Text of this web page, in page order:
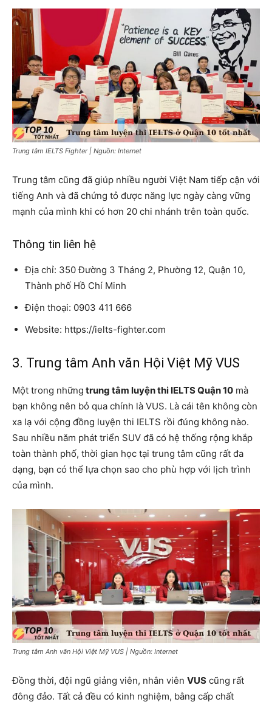
Trung tâm IELTS Fighter | Nguồn: Internet
Trung tâm cũng đã giúp nhiều người Việt Nam tiếp cận với
tiếng Anh và đã chứng tỏ được năng lực ngày càng vững
mạnh của mình khi có hơn 20 chi nhánh trên toàn quốc.
Thông tin liên hệ
Địa chỉ: 350 Đường 3 Tháng 2, Phường 12, Quận 10,
Thành phố Hồ Chí Minh
Điện thoại: 0903 411 666
Website: https://ielts-fighter.com
3. Trung tâm Anh văn Hội Việt Mỹ VUS
Một trong những trung tâm luyện thi IELTS Quận 10 mà
bạn không nên bỏ qua chính là VUS. Là cái tên không còn
xa lạ với cộng đồng luyện thi IELTS rồi đúng không nào.
Sau nhiều năm phát triển SUV đã có hệ thống rộng khắp
toàn thành phố, thời gian học tại trung tâm cũng rất đa
dạng, bạn có thể lựa chọn sao cho phù hợp với lịch trình
của mình.
Trung tâm Anh văn Hội Việt Mỹ VUS | Nguồn: Internet
Đồng thời, đội ngũ giảng viên, nhân viên VUS cũng rất
đông đảo. Tất cả đều có kinh nghiệm, bằng cấp chất